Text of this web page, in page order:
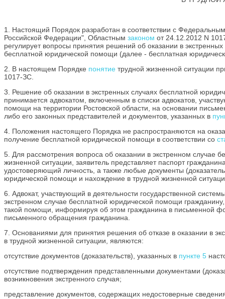
1. Настоящий Порядок разработан в соответствии с
Российской Федерации", Областным законом от 24.12.2012 N
регулирует вопросы принятия решений об оказании в
бесплатной юридической помощи (далее - бесплатная
2. В настоящем Порядке понятие трудной жизненной ситуации
1017-ЗС.
3. Решение об оказании в экстренных случаях бесплатной
принимается адвокатом, включенным в списки адвокатов,
помощи на территории Ростовской области, на основании
либо его законных представителей и документов, указанных в
4. Положения настоящего Порядка не распространяются на
получение бесплатной юридической помощи в соответствии со
5. Для рассмотрения вопроса об оказании в экстренном
жизненной ситуации, заявитель представляет паспорт
удостоверяющий личность, а также любые документы
юридической помощи и нахождение в трудной жизненной
6. Адвокат, участвующий в деятельности государственной
экстренном случае бесплатной юридической помощи
такой помощи, информируя об этом гражданина в письменной
письменного обращения гражданина.
7. Основаниями для принятия решения об отказе в оказании в
в трудной жизненной ситуации, являются:
отсутствие документов (доказательств), указанных в пункте 5
отсутствие подтверждения представленными документами
возникновения экстренного случая;
представление документов, содержащих недостоверные